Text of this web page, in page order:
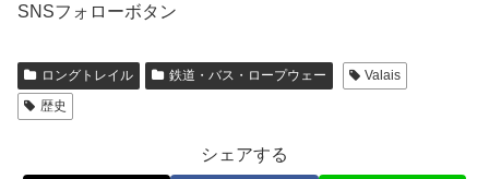
SNSフォローボタン
ロングトレイル 鉄道・バス・ロープウェー
Valais
歴史
シェアする